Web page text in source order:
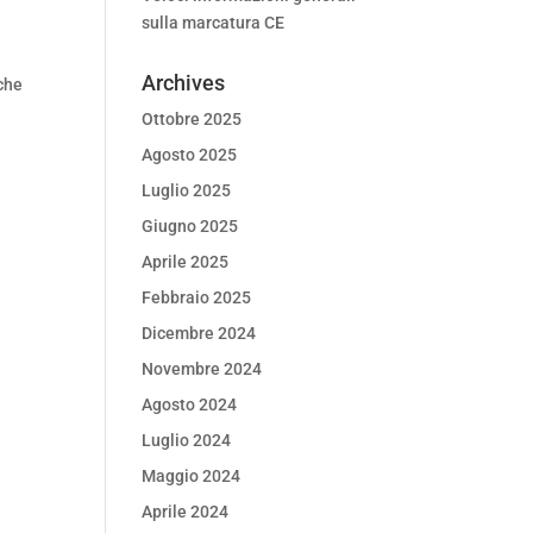
sulla marcatura CE
Archives
Ottobre 2025
Agosto 2025
Luglio 2025
Giugno 2025
Aprile 2025
Febbraio 2025
Dicembre 2024
Novembre 2024
Agosto 2024
Luglio 2024
Maggio 2024
Aprile 2024